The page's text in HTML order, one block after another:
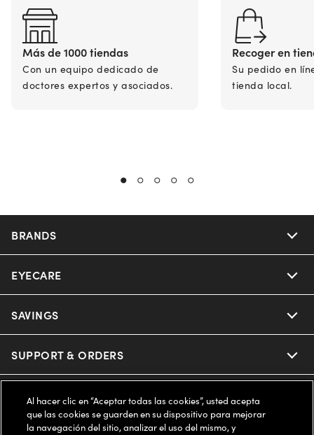
Más de 1000 tiendas
Con un equipo dedicado de
doctores expertos y asociados.
Recoger en
Su pedido en
tienda local.
BRANDS
Nuance Audio
Ray-Ban
Oakley
Ray-Ban | Meta
Oakley Meta
EYECARE
Our Eyeglasses
Our Sunglasses
Ray-Ban | Meta
SAVINGS
Offers & Discount
FSA & HSA
SUPPORT & ORDERS
Help Center
Online Order Status
LEGAL
Al hacer clic en “Aceptar todas las cookies”, usted acepta
que las cookies se guarden en su dispositivo para mejorar
la navegación del sitio, analizar el uso del mismo, y